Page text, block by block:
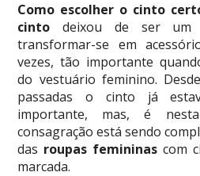
Como escolher o cinto
cinto deixou de ser um
transformar-se em
vezes, tão importante
do vestuário feminino.
passadas o cinto já
importante, mas, é
consagração está sendo
das roupas femininascom
marcada.